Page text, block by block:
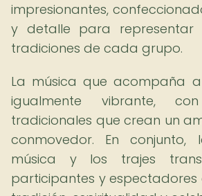
impresionantes,
y detalle para
tradiciones de cada grupo.
La música que acompaña
igualmente vibrante, con
tradicionales que crean un
conmovedor. En conjunto,
música y los trajes
participantes y